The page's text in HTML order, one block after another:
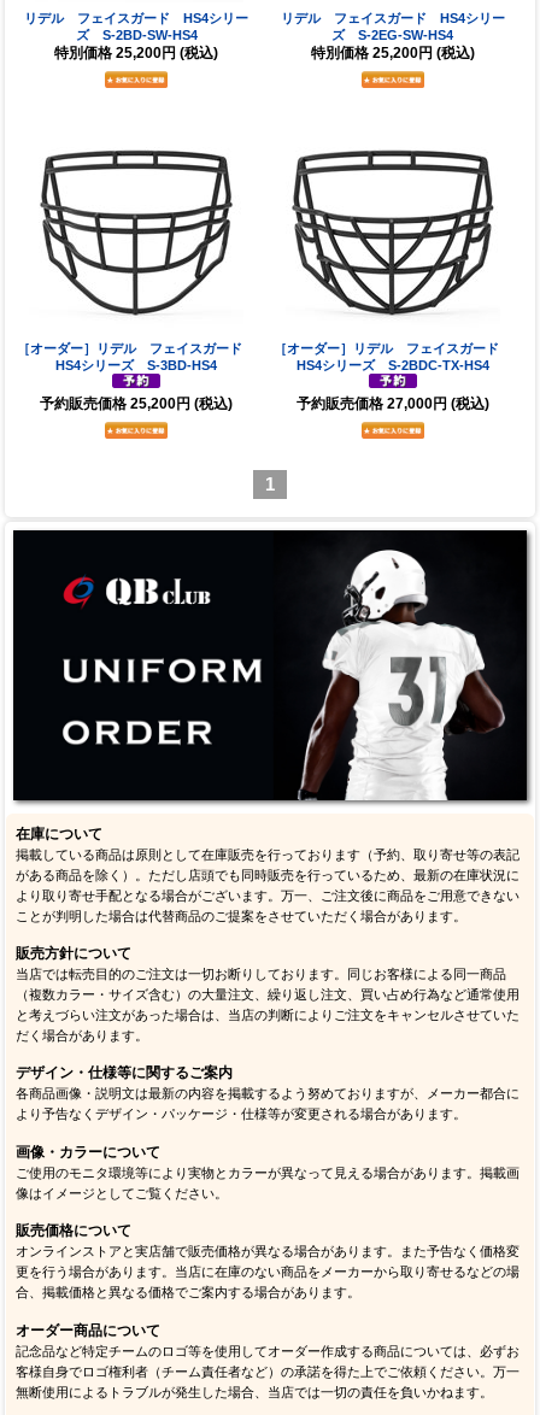
リデル フェイスガード HS4シリー
ズ S-2BD-SW-HS4
特別価格 25,200円 (税込)
リデル フェイスガード HS4シリー
ズ S-2EG-SW-HS4
特別価格 25,200円 (税込)
［オーダー］リデル フェイスガード
HS4シリーズ S-3BD-HS4
予約販売価格 25,200円 (税込)
［オーダー］リデル フェイスガード
HS4シリーズ S-2BDC-TX-HS4
予約販売価格 27,000円 (税込)
1
在庫について
掲載している商品は原則として在庫販売を行っております（予約、取り寄せ等の表記
がある商品を除く）。ただし店頭でも同時販売を行っているため、最新の在庫状況に
より取り寄せ手配となる場合がございます。万一、ご注文後に商品をご用意できない
ことが判明した場合は代替商品のご提案をさせていただく場合があります。
販売方針について
当店では転売目的のご注文は一切お断りしております。同じお客様による同一商品
（複数カラー・サイズ含む）の大量注文、繰り返し注文、買い占め行為など通常使用
と考えづらい注文があった場合は、当店の判断によりご注文をキャンセルさせていた
だく場合があります。
デザイン・仕様等に関するご案内
各商品画像・説明文は最新の内容を掲載するよう努めておりますが、メーカー都合に
より予告なくデザイン・パッケージ・仕様等が変更される場合があります。
画像・カラーについて
ご使用のモニタ環境等により実物とカラーが異なって見える場合があります。掲載画
像はイメージとしてご覧ください。
販売価格について
オンラインストアと実店舗で販売価格が異なる場合があります。また予告なく価格変
更を行う場合があります。当店に在庫のない商品をメーカーから取り寄せるなどの場
合、掲載価格と異なる価格でご案内する場合があります。
オーダー商品について
記念品など特定チームのロゴ等を使用してオーダー作成する商品については、必ずお
客様自身でロゴ権利者（チーム責任者など）の承諾を得た上でご依頼ください。万一
無断使用によるトラブルが発生した場合、当店では一切の責任を負いかねます。